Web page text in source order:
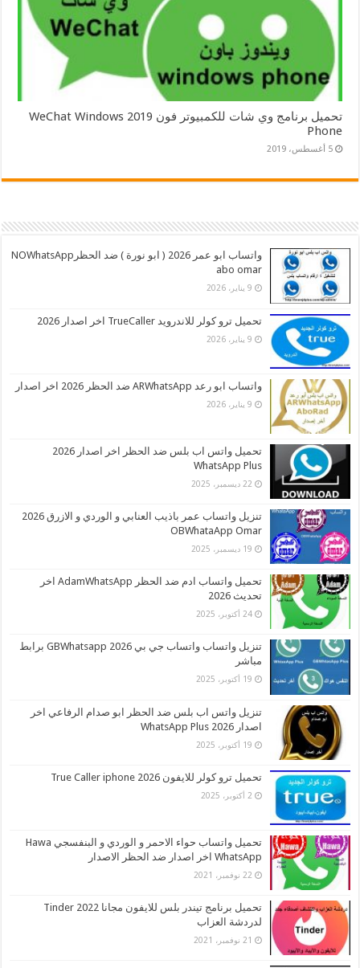
تحميل برنامج وي شات للكمبيوتر فون 2019 WeChat Windows
Phone
5 أغسطس، 2019
واتساب ابو عمر 2026 ( ابو نورة ) ضد الحظرNOWhatsApp
abo omar
9 يناير، 2026
تحميل ترو كولر للاندرويد TrueCaller اخر اصدار 2026
9 يناير، 2026
واتساب ابو رعد ARWhatsApp ضد الحظر 2026 اخر اصدار
9 يناير، 2026
تحميل واتس اب بلس ضد الحظر اخر اصدار 2026
WhatsApp Plus
22 ديسمبر، 2025
تنزيل واتساب عمر باذيب العنابي و الوردي و الازرق 2026
OBWhataApp Omar
19 ديسمبر، 2025
تحميل واتساب ادم ضد الحظر AdamWhatsApp اخر
تحديث 2026
24 أكتوبر، 2025
تنزيل واتساب واتساب جي بي 2026 GBWhatsapp برابط
مباشر
19 أكتوبر، 2025
تنزيل واتس اب بلس ضد الحظر ابو صدام الرفاعي اخر
اصدار 2026 WhatsApp Plus
19 أكتوبر، 2025
تحميل ترو كولر للايفون 2026 True Caller iphone
2 أكتوبر، 2025
تحميل واتساب حواء الاحمر و الوردي و البنفسجي Hawa
WhatsApp اخر اصدار ضد الحظر الاصدار
22 نوفمبر، 2021
تحميل برنامج تيندر بلس للايفون مجانا 2022 Tinder
لدردشة العزاب
21 نوفمبر، 2021